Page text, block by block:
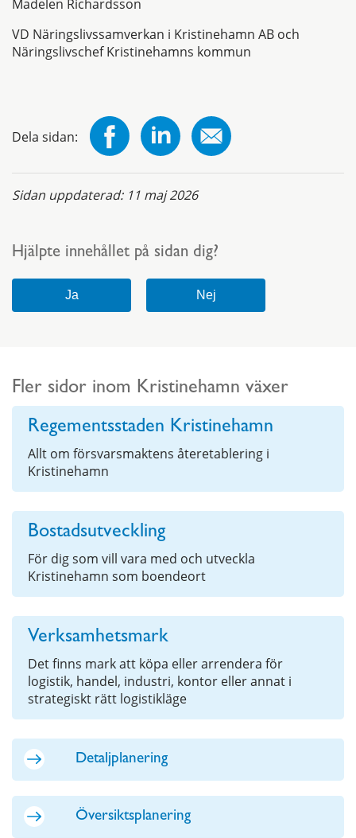
Madelen Richardsson
VD Näringslivssamverkan i Kristinehamn AB och
Näringslivschef Kristinehamns kommun
Dela sidan:
Sidan uppdaterad: 11 maj 2026
Hjälpte innehållet på sidan dig?
Fler sidor inom Kristinehamn växer
Regementsstaden Kristinehamn
Allt om försvarsmaktens återetablering i
Kristinehamn
Bostadsutveckling
För dig som vill vara med och utveckla
Kristinehamn som boendeort
Verksamhetsmark
Det finns mark att köpa eller arrendera för
logistik, handel, industri, kontor eller annat i
strategiskt rätt logistikläge
Detaljplanering
Översiktsplanering